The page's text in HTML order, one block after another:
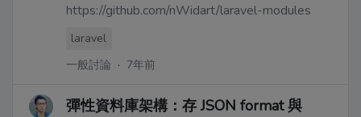
https://github.com/nWidart/laravel-modules
laravel
一般討論 · 7年前
彈性資料庫架構：存 JSON format 與